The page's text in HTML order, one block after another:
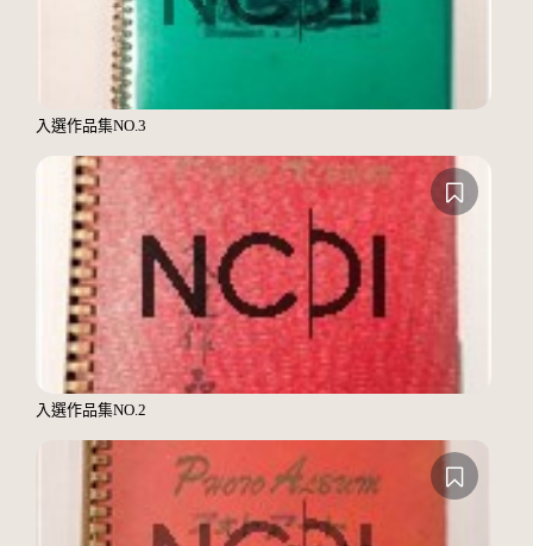
入選作品集NO.3
入選作品集NO.2